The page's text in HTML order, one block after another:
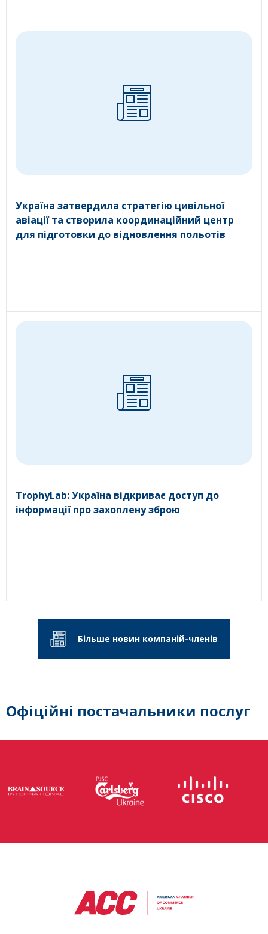
Україна затвердила стратегію цивільної
авіації та створила координаційний центр
для підготовки до відновлення польотів
TrophyLab: Україна відкриває доступ до
інформації про захоплену зброю
Більше новин компаній-членів
Офіційні постачальники послуг